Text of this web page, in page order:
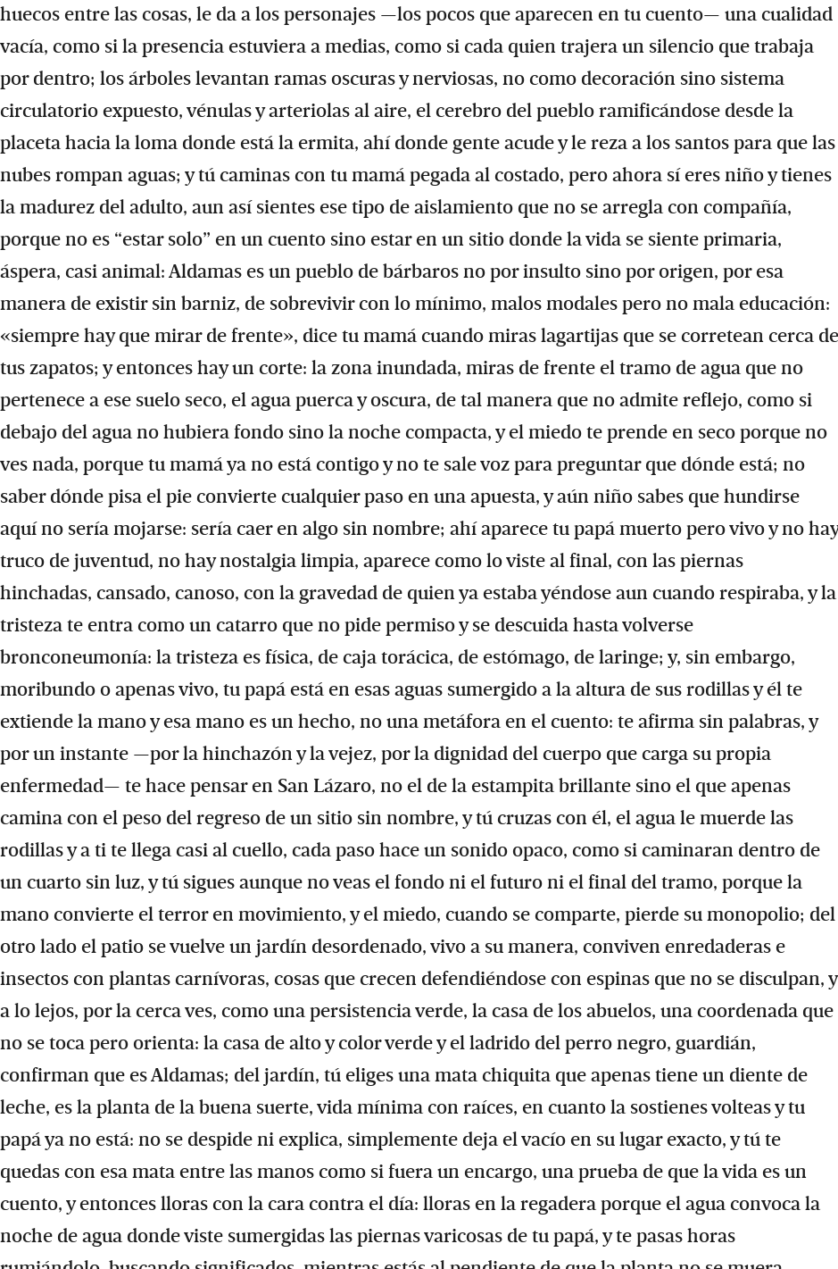
huecos entre las cosas, le da a los personajes —los pocos que aparecen en tu cuento— una cualidad
vacía, como si la presencia estuviera a medias, como si cada quien trajera un silencio que trabaja
por dentro; los árboles levantan ramas oscuras y nerviosas, no como decoración sino sistema
circulatorio expuesto, vénulas y arteriolas al aire, el cerebro del pueblo ramificándose desde la
placeta hacia la loma donde está la ermita, ahí donde gente acude y le reza a los santos para que las
nubes rompan aguas; y tú caminas con tu mamá pegada al costado, pero ahora sí eres niño y tienes
la madurez del adulto, aun así sientes ese tipo de aislamiento que no se arregla con compañía,
porque no es “estar solo” en un cuento sino estar en un sitio donde la vida se siente primaria,
áspera, casi animal: Aldamas es un pueblo de bárbaros no por insulto sino por origen, por esa
manera de existir sin barniz, de sobrevivir con lo mínimo, malos modales pero no mala educación:
«siempre hay que mirar de frente», dice tu mamá cuando miras lagartijas que se corretean cerca de
tus zapatos; y entonces hay un corte: la zona inundada, miras de frente el tramo de agua que no
pertenece a ese suelo seco, el agua puerca y oscura, de tal manera que no admite reflejo, como si
debajo del agua no hubiera fondo sino la noche compacta, y el miedo te prende en seco porque no
ves nada, porque tu mamá ya no está contigo y no te sale voz para preguntar que dónde está; no
saber dónde pisa el pie convierte cualquier paso en una apuesta, y aún niño sabes que hundirse
aquí no sería mojarse: sería caer en algo sin nombre; ahí aparece tu papá muerto pero vivo y no hay
truco de juventud, no hay nostalgia limpia, aparece como lo viste al final, con las piernas
hinchadas, cansado, canoso, con la gravedad de quien ya estaba yéndose aun cuando respiraba, y la
tristeza te entra como un catarro que no pide permiso y se descuida hasta volverse
bronconeumonía: la tristeza es física, de caja torácica, de estómago, de laringe; y, sin embargo,
moribundo o apenas vivo, tu papá está en esas aguas sumergido a la altura de sus rodillas y él te
extiende la mano y esa mano es un hecho, no una metáfora en el cuento: te afirma sin palabras, y
por un instante —por la hinchazón y la vejez, por la dignidad del cuerpo que carga su propia
enfermedad— te hace pensar en San Lázaro, no el de la estampita brillante sino el que apenas
camina con el peso del regreso de un sitio sin nombre, y tú cruzas con él, el agua le muerde las
rodillas y a ti te llega casi al cuello, cada paso hace un sonido opaco, como si caminaran dentro de
un cuarto sin luz, y tú sigues aunque no veas el fondo ni el futuro ni el final del tramo, porque la
mano convierte el terror en movimiento, y el miedo, cuando se comparte, pierde su monopolio; del
otro lado el patio se vuelve un jardín desordenado, vivo a su manera, conviven enredaderas e
insectos con plantas carnívoras, cosas que crecen defendiéndose con espinas que no se disculpan, y
a lo lejos, por la cerca ves, como una persistencia verde, la casa de los abuelos, una coordenada que
no se toca pero orienta: la casa de alto y color verde y el ladrido del perro negro, guardián,
confirman que es Aldamas; del jardín, tú eliges una mata chiquita que apenas tiene un diente de
leche, es la planta de la buena suerte, vida mínima con raíces, en cuanto la sostienes volteas y tu
papá ya no está: no se despide ni explica, simplemente deja el vacío en su lugar exacto, y tú te
quedas con esa mata entre las manos como si fuera un encargo, una prueba de que la vida es un
cuento, y entonces lloras con la cara contra el día: lloras en la regadera porque el agua convoca la
noche de agua donde viste sumergidas las piernas varicosas de tu papá, y te pasas horas